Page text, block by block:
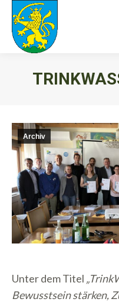
Archiv
Unter dem Titel
Bewusstsein stärken,